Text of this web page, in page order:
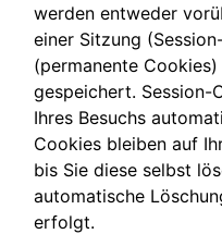
werden entweder
einer Sitzung
(permanente
gespeichert. Session-
Ihres Besuchs
Cookies bleiben auf
bis Sie diese selbst
automatische
erfolgt.